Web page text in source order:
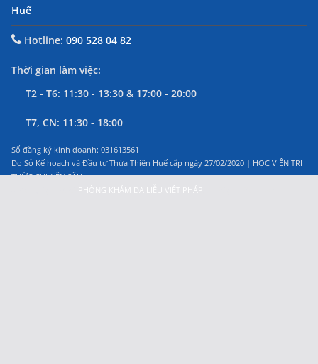
Huế
Hotline: 090 528 04 82
Thời gian làm việc:
T2 - T6: 11:30 - 13:30 & 17:00 - 20:00
T7, CN: 11:30 - 18:00
Số đăng ký kinh doanh: 031613561
Do Sở Kế hoạch và Đầu tư Thừa Thiên Huế cấp ngày 27/02/2020 | HỌC VIỆN TRI
THỨC CHUYÊN SÂU
PHÒNG KHÁM DA LIỄU VIỆT PHÁP